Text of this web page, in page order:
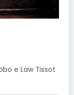
e Law Tissot